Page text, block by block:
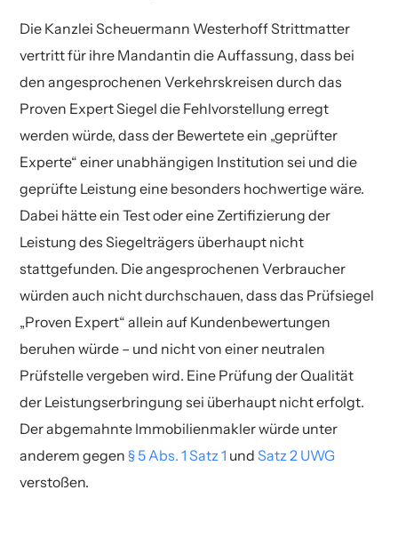
Die Kanzlei Scheuermann Westerhoff Strittmatter
vertritt für ihre Mandantin die Auffassung, dass bei
den angesprochenen Verkehrskreisen durch das
Proven Expert Siegel die Fehlvorstellung erregt
werden würde, dass der Bewertete ein „geprüfter
Experte“ einer unabhängigen Institution sei und die
geprüfte Leistung eine besonders hochwertige wäre.
Dabei hätte ein Test oder eine Zertifizierung der
Leistung des Siegelträgers überhaupt nicht
stattgefunden. Die angesprochenen Verbraucher
würden auch nicht durchschauen, dass das Prüfsiegel
„Proven Expert“ allein auf Kundenbewertungen
beruhen würde – und nicht von einer neutralen
Prüfstelle vergeben wird. Eine Prüfung der Qualität
der Leistungserbringung sei überhaupt nicht erfolgt.
Der abgemahnte Immobilienmakler würde unter
anderem gegen§ 5 Abs. 1 Satz 1 undSatz 2 UWG
verstoßen.